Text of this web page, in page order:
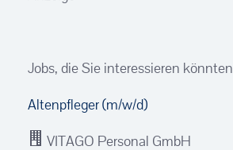
Jobs, die Sie interessieren könnten
Altenpfleger (m/w/d)
VITAGO Personal GmbH